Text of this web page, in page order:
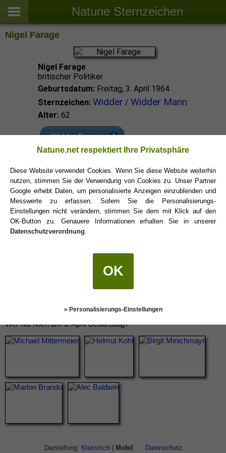
Natune Sternzeichen
Nigel Farage
Nigel Farage
britischer Politiker
Geburtsdatum: Freitag, 3. April 1964
Sternzeichen: Widder / Widder Mann
Alter: 62
Widder Promis
Widder Sternzeichen
Wer hat noch am 3. April Geburtstag?
Darstellung: Klassisch| Mobil Datenschutz
Natune.net respektiert Ihre Privatsphäre
Diese Website verwendet Cookies. Wenn Sie diese Website weiterhin
nutzen, stimmen Sie der Verwendung von Cookies zu. Unser Partner
Google erhebt Daten, um personalisierte Anzeigen einzublenden und
Messwerte zu erfassen. Sofern Sie die Personalisierungs-
Einstellungen nicht verändern, stimmen Sie dem mit Klick auf den
OK-Button zu. Genauere Informationen erhalten Sie in unserer
Datenschutzverordnung
OK
» Personalisierungs-Einstellungen